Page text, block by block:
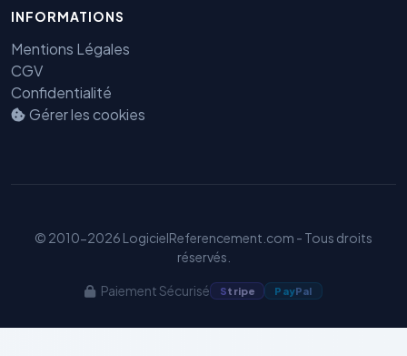
INFORMATIONS
Mentions Légales
CGV
Confidentialité
Gérer les cookies
© 2010-2026 LogicielReferencement.com - Tous droits
réservés.
Paiement Sécurisé Stripe PayPal